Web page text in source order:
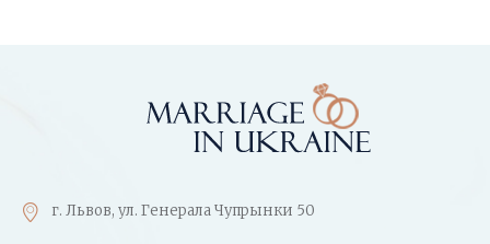
г. Львов, ул. Генерала Чупрынки 50